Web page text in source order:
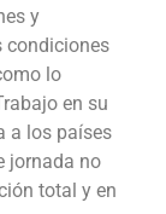
y
condiciones
lo
en su
a los países
jornada no
total y en